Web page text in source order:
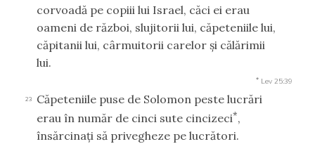
corvoadă pe copiii lui Israel, căci ei erau
oameni de război, slujitorii lui, căpeteniile lui,
căpitanii lui, cârmuitorii carelor şi călărimii
lui.
* Lev 25:39
23
Căpeteniile puse de Solomon peste lucrări
erau în număr de cinci sute cincizeci*,
însărcinaţi să privegheze pe lucrători.